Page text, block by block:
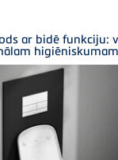
ar bidē funkciju:
higiēniskumam